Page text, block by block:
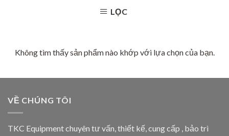
LỌC
Không tìm thấy sản phẩm nào khớp với lựa chọn của bạn.
VỀ CHÚNG TÔI
TKC Equipment chuyên tư vấn, thiết kế, cung cấp , bảo trì